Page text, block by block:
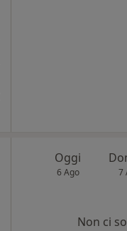
Oggi
6 Ago 7
Non ci